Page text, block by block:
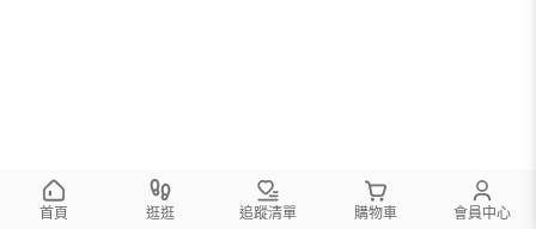
首頁 逛逛 追蹤清單 購物車 會員中心